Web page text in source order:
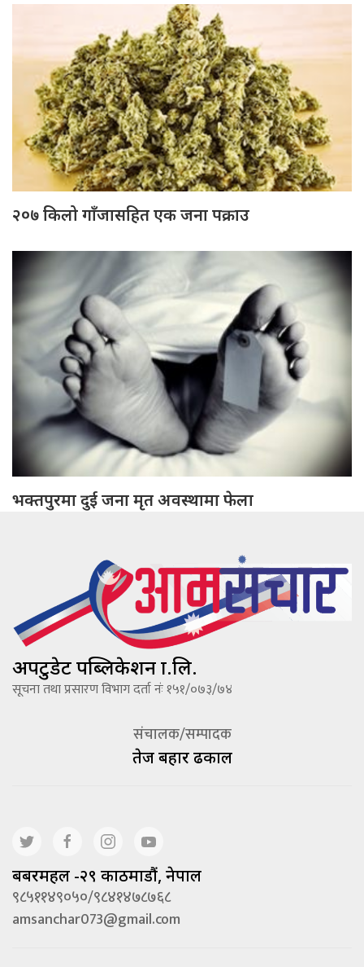
२०७ किलो गाँजासहित एक जना पक्राउ
भक्तपुरमा दुई जना मृत अवस्थामा फेला
अपटुडेट पब्लिकेशन प्रा.लि.
सूचना तथा प्रसारण विभाग दर्ता नंः १५१/०७३/७४
संचालक/सम्पादक
तेज बहादूर ढकाल
बबरमहल -२९ काठमाडौं, नेपाल
९८५११४९०५०/९८४१४७८७६८
amsanchar073@gmail.com